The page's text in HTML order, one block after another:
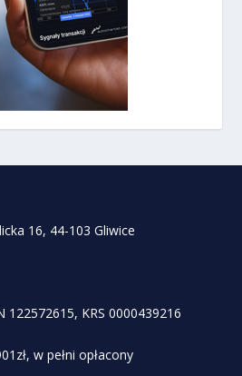
16, 44-103 Gliwice
122572615, KRS 0000439216
w pełni opłacony